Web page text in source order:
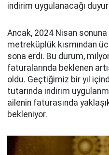
indirim uygulanacağı
Ancak, 2024 Nisan
metreküplük kısmından
sona erdi. Bu durum,
faturalarında beklenen
oldu. Geçtiğimiz bir yıl
tutarında indirim
ailenin faturasında
bekleniyor.